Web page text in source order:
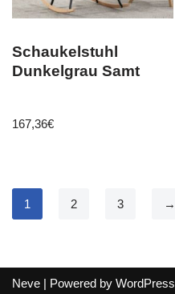
Schaukelstuhl
Dunkelgrau Samt
167,36€
1 2 3 →
Neve | Powered by WordPress